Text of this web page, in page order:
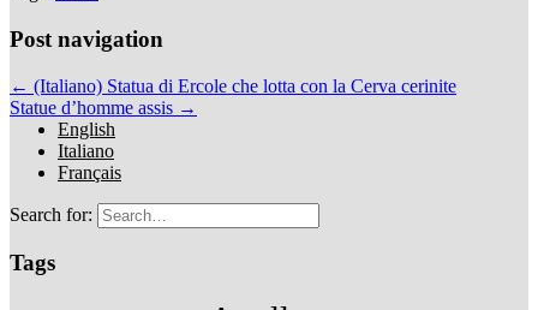
Post navigation
← (Italiano) Statua di Ercole che lotta con la Cerva cerinite
Statue d’homme assis →
English
Italiano
Français
Search for:
Tags